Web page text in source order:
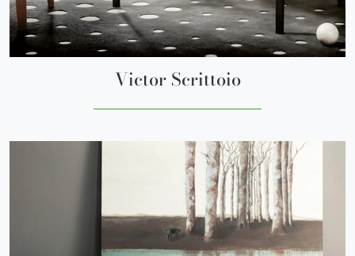
Victor Scrittoio